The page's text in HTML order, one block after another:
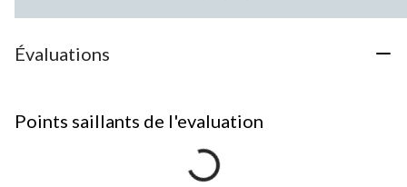
Évaluations
Points saillants de l'evaluation